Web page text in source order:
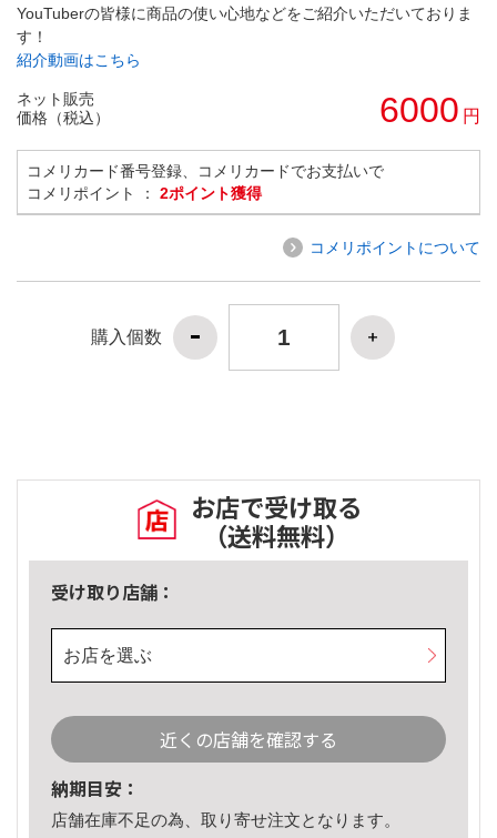
YouTuberの皆様に商品の使い心地などをご紹介いただいておりま
す！
紹介動画はこちら
ネット販売
価格（税込）
6000 円
コメリカード番号登録、コメリカードでお支払いで
コメリポイント ： 2ポイント獲得
コメリポイントについて
購入個数
お店で受け取る
（送料無料）
受け取り店舗：
お店を選ぶ
近くの店舗を確認する
納期目安：
店舗在庫不足の為、取り寄せ注文となります。